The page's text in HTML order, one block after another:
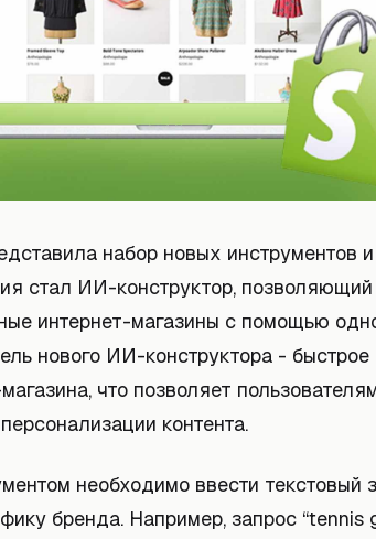
набор новых инструментов
стал ИИ-конструктор, позволяющий
интернет-магазины с помощью
нового ИИ-конструктора - быстрое
что позволяет
контента.
необходимо ввести текстовый
бренда. Например, запрос “tennis